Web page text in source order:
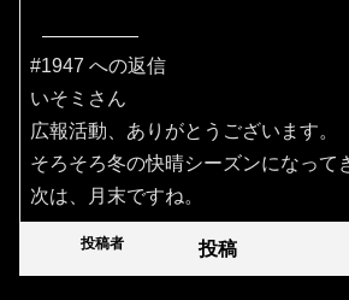
#1947 への返信
いそミさん
広報活動、ありがとうございます。
そろそろ冬の快晴シーズンになって
次は、月末ですね。
投稿者 投稿